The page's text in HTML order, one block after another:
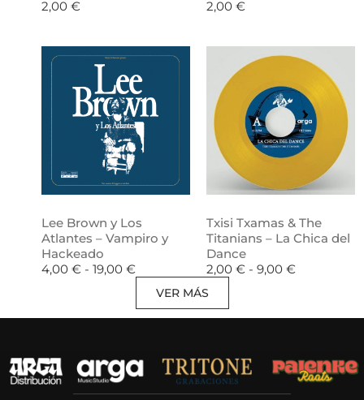
2,00 €
2,00 €
Lee Brown y Los
Atlantes – Vampiro y
Hackeado
4,00 € - 19,00 €
Txisi Txamas & The
Titanians – La Chica del
Dance
2,00 € - 9,00 €
VER MÁS